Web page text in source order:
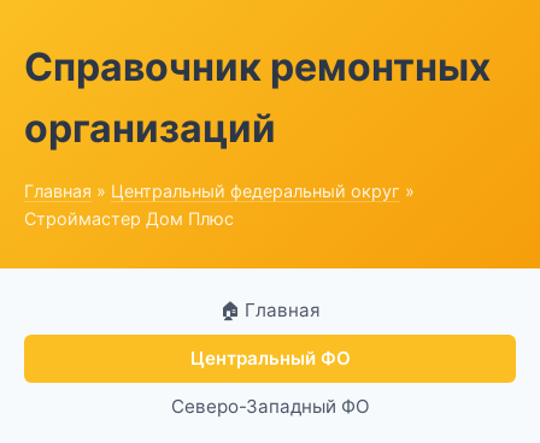
Справочник ремонтных
организаций
Главная » Центральный федеральный округ »
Строймастер Дом Плюс
🏠 Главная
Центральный ФО
Северо-Западный ФО